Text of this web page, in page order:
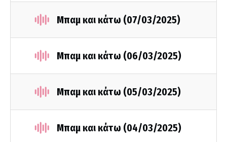
Μπαμ και κάτω (07/03/2025)
Μπαμ και κάτω (06/03/2025)
Μπαμ και κάτω (05/03/2025)
Μπαμ και κάτω (04/03/2025)